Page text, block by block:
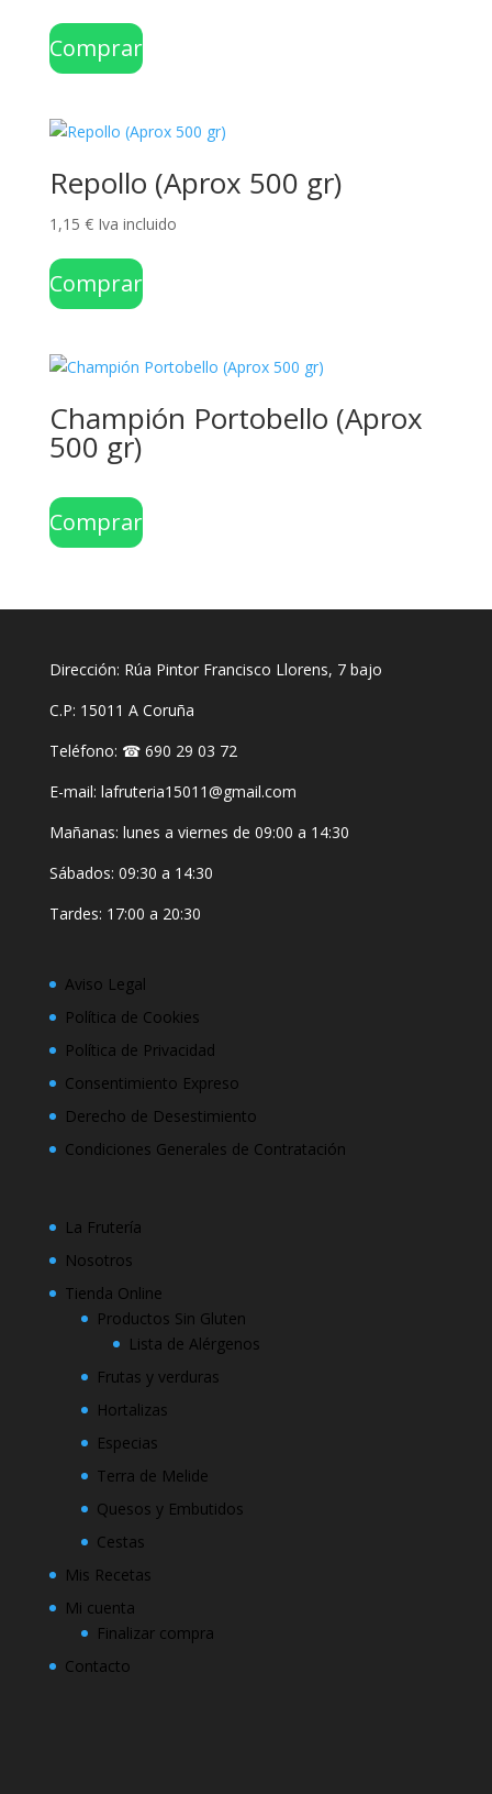
Comprar
Repollo (Aprox 500 gr)
1,15 € Iva incluido
Comprar
Champión Portobello (Aprox
500 gr)
Comprar
Dirección: Rúa Pintor Francisco Llorens, 7 bajo
C.P: 15011 A Coruña
Teléfono: ☎ 690 29 03 72
E-mail: lafruteria15011@gmail.com
Mañanas: lunes a viernes de 09:00 a 14:30
Sábados: 09:30 a 14:30
Tardes: 17:00 a 20:30
Aviso Legal
Política de Cookies
Política de Privacidad
Consentimiento Expreso
Derecho de Desestimiento
Condiciones Generales de Contratación
La Frutería
Nosotros
Tienda Online
Productos Sin Gluten
Lista de Alérgenos
Frutas y verduras
Hortalizas
Especias
Terra de Melide
Quesos y Embutidos
Cestas
Mis Recetas
Mi cuenta
Finalizar compra
Contacto